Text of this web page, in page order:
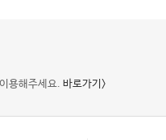
용해주세요. 바로가기>